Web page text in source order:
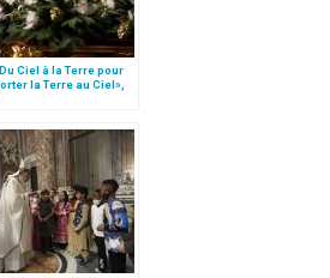
Ciel à la Terre pour
la Terre au Ciel»,